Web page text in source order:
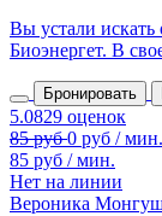
Вы устали
Биоэнергет. В
Бронировать
85 руб / мин.
Нет на линии
Вероника